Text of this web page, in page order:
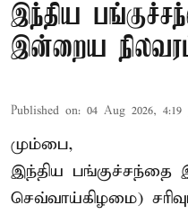
இந்திய
இன்றைய
Published on: 04 Aug 2026, 4:19
மும்பை,
இந்திய பங்குச்சந்தை
செவ்வாய்கிழமை)